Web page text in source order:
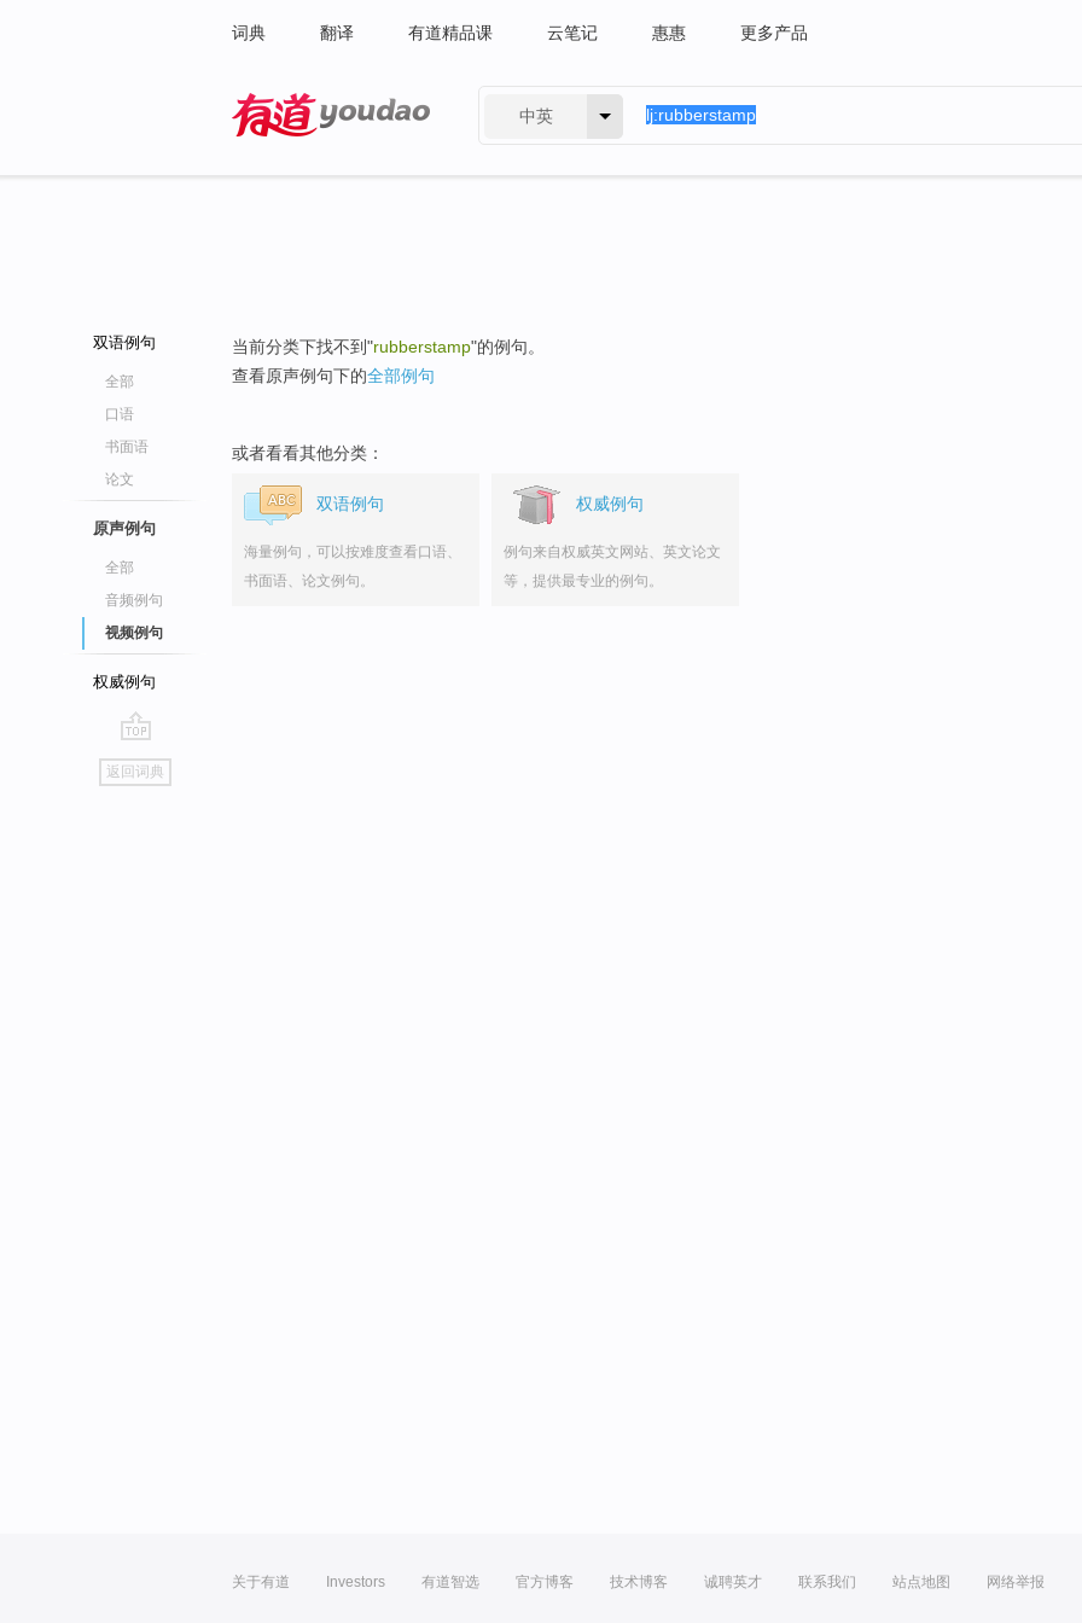
词典 翻译 有道精品课 云笔记 惠惠 更多产品
中英
双语例句
全部
口语
书面语
论文
原声例句
全部
音频例句
视频例句
权威例句
go
top
返回词典
当前分类下找不到"rubberstamp"的例句。
查看原声例句下的全部例句
或者看看其他分类：
双语例句
海量例句，可以按难度查看口语、
书面语、论文例句。
权威例句
例句来自权威英文网站、英文论文
等，提供最专业的例句。
关于有道 Investors 有道智选 官方博客 技术博客 诚聘英才 联系我们 站点地图 网络举报